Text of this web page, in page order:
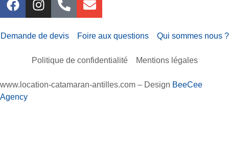
Demande de devis Foire aux questions Qui sommes nous ?
Politique de confidentialité Mentions légales
www.location-catamaran-antilles.com – Design BeeCee
Agency